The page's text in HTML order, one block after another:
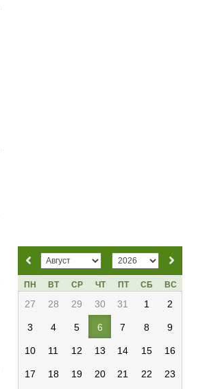
ПН ВТ СР ЧТ ПТ СБ ВС
27 28 29 30 31 1 2
3 4 5 6 7 8 9
10 11 12 13 14 15 16
17 18 19 20 21 22 23